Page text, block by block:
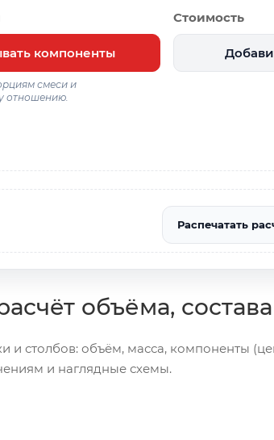
компоненты
смеси и
отношению.
Стоимость
Распечатать
объёма,
и столбов: объём, масса, компоненты
и наглядные схемы.